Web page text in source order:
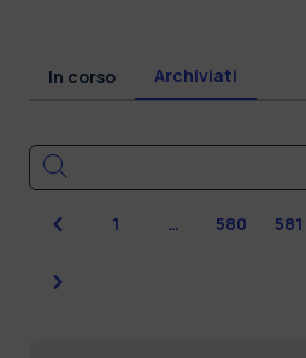
In corso Archiviati
Precedente
1 … 580 581
Successiva